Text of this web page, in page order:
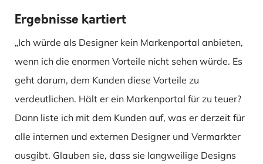
Ergebnisse kartiert
„Ich würde als Designer kein Markenportal anbieten,
wenn ich die enormen Vorteile nicht sehen würde. Es
geht darum, dem Kunden diese Vorteile zu
verdeutlichen. Hält er ein Markenportal für zu teuer?
Dann liste ich mit dem Kunden auf, was er derzeit für
alle internen und externen Designer und Vermarkter
ausgibt. Glauben sie, dass sie langweilige Designs